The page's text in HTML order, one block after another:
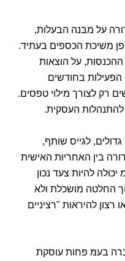
על מבנה הבעלות,
משיכת הכספים בעתיד.
על הוצאות
הפעילות בחודשים
רק לצורך מילוי טפסים.
העסקית.
לגייס שותף,
בין האחריות האישית
להיות צעד נכון
החלטה מושכלת ולא
להיראות "רציניים
בעמ פחות עוסקת